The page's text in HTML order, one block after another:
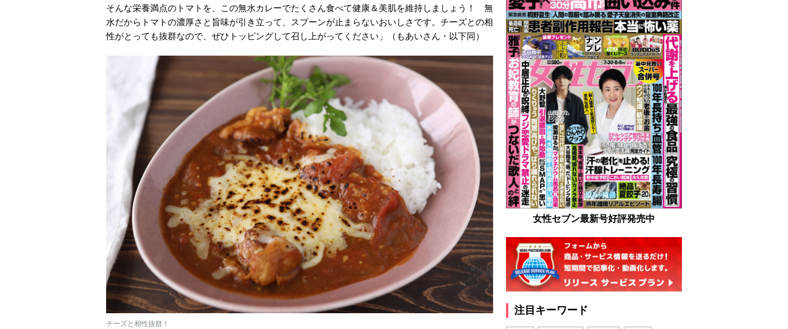
そんな栄養満点のトマトを、この無水カレーでたくさん食べて健康＆美肌を維持しましょう！ 無
水だからトマトの濃厚さと旨味が引き立って、スプーンが止まらないおいしさです。チーズとの相
性がとっても抜群なので、ぜひトッピングして召し上がってください」（もあいさん・以下同）
チーズと相性抜群！
女性セブン最新号好評発売中
注目キーワード